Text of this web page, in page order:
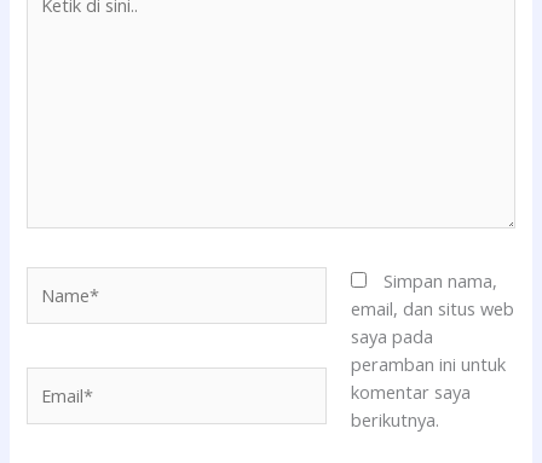
Simpan nama,
email, dan situs web
saya pada
peramban ini untuk
komentar saya
berikutnya.